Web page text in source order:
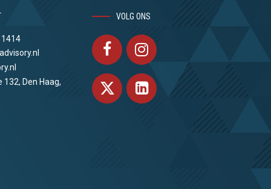
1414
132, Den Haag,
VOLG ONS